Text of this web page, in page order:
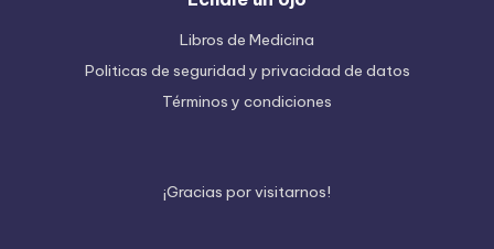
Libros de Medicina
Politicas de seguridad y privacidad de datos
Términos y condiciones
¡Gracias porvisitarnos!